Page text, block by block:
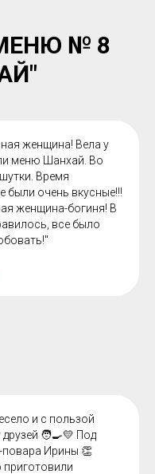
№ 8
женщина! Вела у
меню Шанхай. Во
Время
были очень вкусные!!!
женщина-богиня! В
все было
и с пользой
🧑🍳💛 Под
Ирины 👏
приготовили